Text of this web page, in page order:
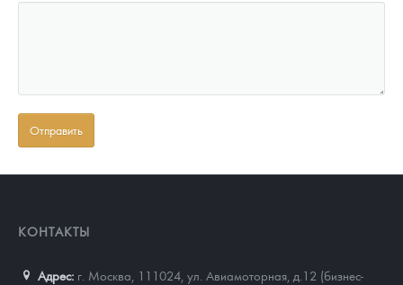
КОНТАКТЫ
Адрес: г. Москва, 111024 ул. Авиамоторная, д.12 (бизнес-